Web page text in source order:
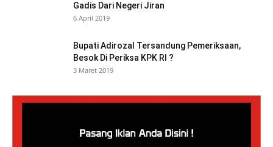
Gadis Dari Negeri Jiran
6 April 2019
Bupati Adirozal Tersandung Pemeriksaan,
Besok Di Periksa KPK RI ?
3 Maret 2019